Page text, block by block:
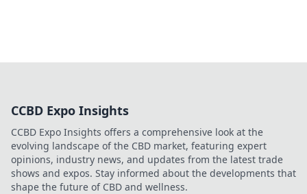
CCBD Expo Insights
CCBD Expo Insights offers a comprehensive look at the
evolving landscape of the CBD market, featuring expert
opinions, industry news, and updates from the latest trade
shows and expos. Stay informed about the developments that
shape the future of CBD and wellness.